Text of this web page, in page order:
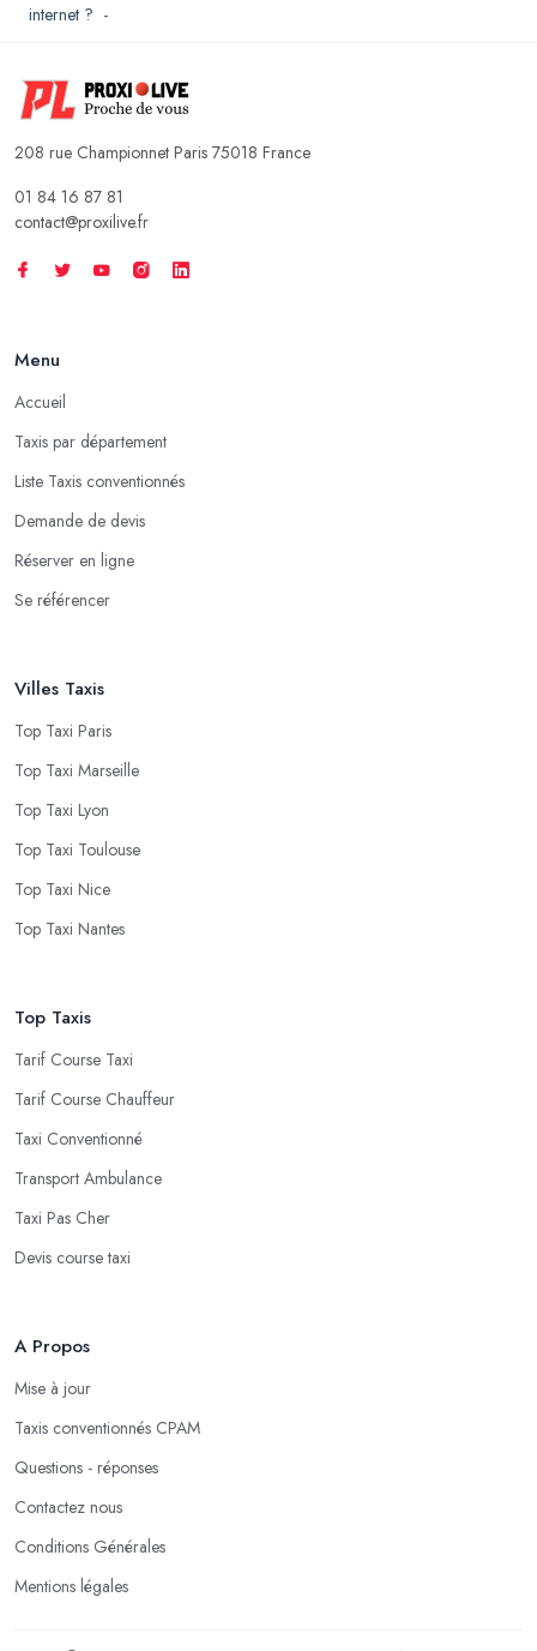
internet ? -
208 rue Championnet Paris 75018 France
01 84 16 87 81
contact@proxilive.fr
Menu
Accueil
Taxis par département
Liste Taxis conventionnés
Demande de devis
Réserver en ligne
Se référencer
Villes Taxis
Top Taxi Paris
Top Taxi Marseille
Top Taxi Lyon
Top Taxi Toulouse
Top Taxi Nice
Top Taxi Nantes
Top Taxis
Tarif Course Taxi
Tarif Course Chauffeur
Taxi Conventionné
Transport Ambulance
Taxi Pas Cher
Devis course taxi
A Propos
Mise à jour
Taxis conventionnés CPAM
Questions - réponses
Contactez nous
Conditions Générales
Mentions légales